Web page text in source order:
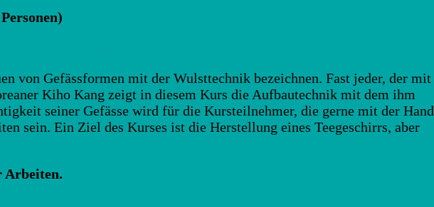
von Gefässformen mit der Wulsttechnik bezeichnen. Fast jeder, der mit
Kiho Kang zeigt in diesem Kurs die Aufbautechnik mit dem ihm
seiner Gefässe wird für die Kursteilnehmer, die gerne mit der Hand
sein. Ein Ziel des Kurses ist die Herstellung eines Teegeschirrs, aber
Arbeiten.